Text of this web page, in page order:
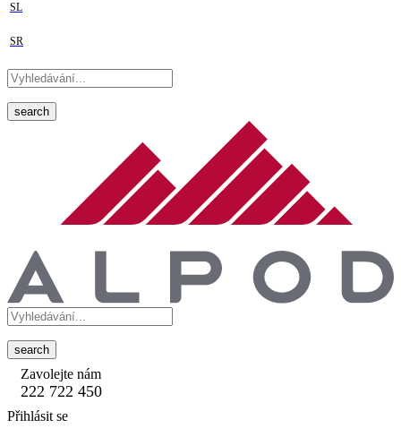
SL
SR
search
search
Zavolejte nám
222 722 450
Přihlásit se